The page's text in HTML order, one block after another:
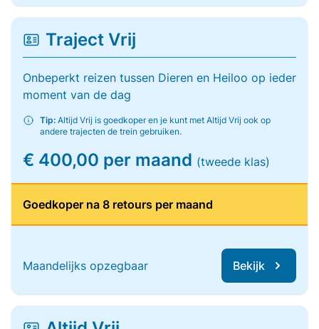
Traject Vrij
Onbeperkt reizen tussen Dieren en Heiloo op ieder
moment van de dag
Tip: Altijd Vrij is goedkoper en je kunt met Altijd Vrij ook op
andere trajecten de trein gebruiken.
€ 400,00 per maand (tweede klas)
Goedkoper na 8 retours per maand
Maandelijks opzegbaar Bekijk